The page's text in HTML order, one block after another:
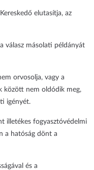
elutasítja, az
válasz másolati példányát
orvosolja, vagy a
között nem oldódik meg,
igényét.
illetékes fogyasztóvédelmi
a hatóság dönt a
és a